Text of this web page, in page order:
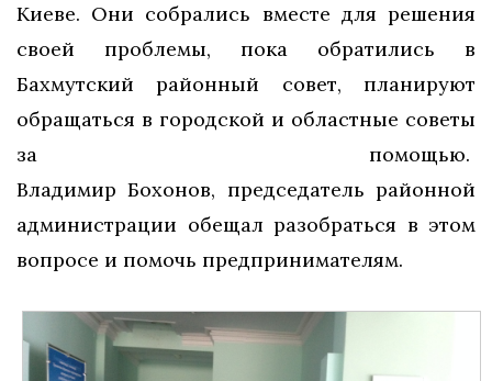
Киеве. Они собрались вместе для решения
своей проблемы, пока обратились в
Бахмутский районный совет, планируют
обращаться в городской и областные советы
за помощью.
Владимир Бохонов, председатель районной
администрации обещал разобраться в этом
вопросе и помочь предпринимателям.